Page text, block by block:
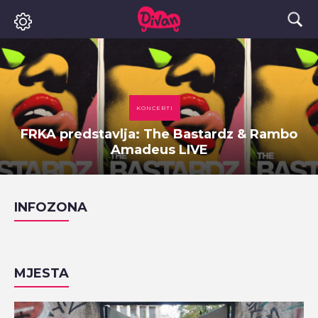
KONCERTI
FRKA predstavlja: The Bastardz & Rambo
Amadeus LIVE
INFOZONA
MJESTA